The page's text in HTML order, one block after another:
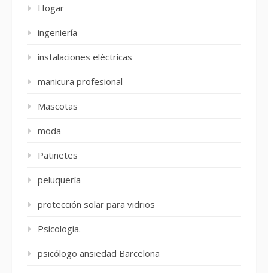
Hogar
ingeniería
instalaciones eléctricas
manicura profesional
Mascotas
moda
Patinetes
peluquería
protección solar para vidrios
Psicología.
psicólogo ansiedad Barcelona